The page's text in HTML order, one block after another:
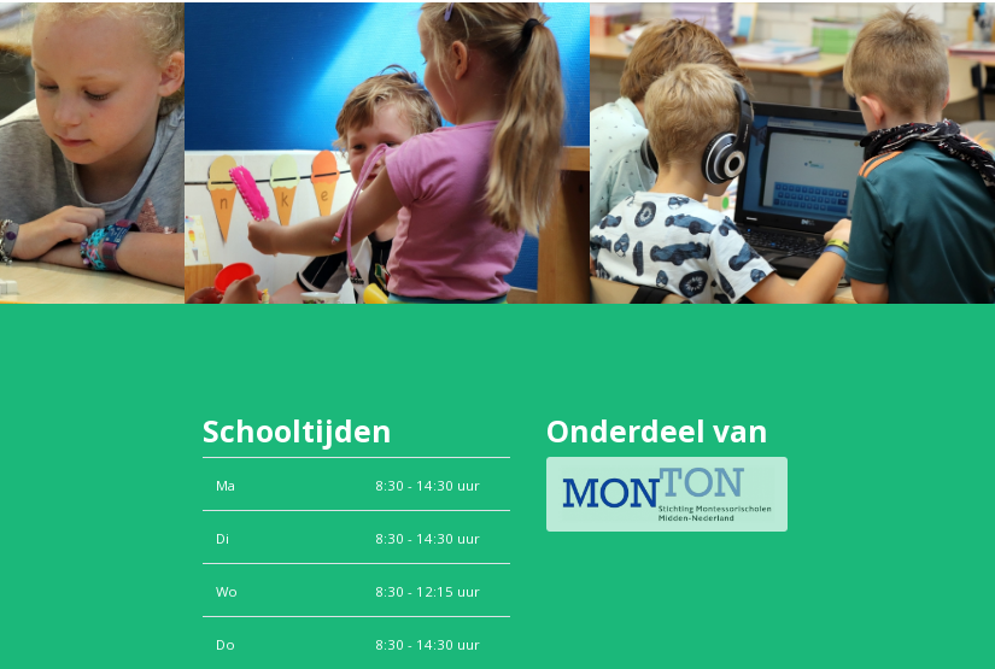
Schooltijden
Ma 8:30 - 14:30 uur
Di 8:30 - 14:30 uur
Wo 8:30 - 12:15 uur
Do 8:30 - 14:30 uur
Onderdeel van